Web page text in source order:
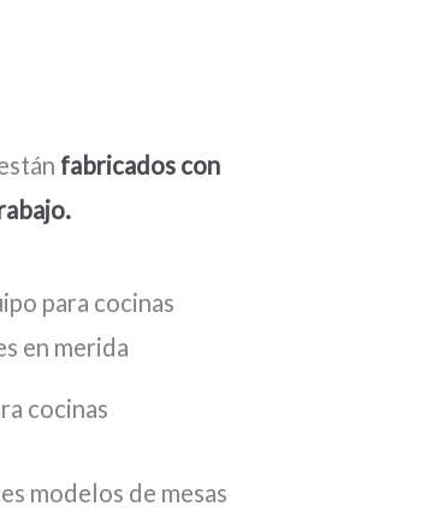
fabricados con
cocinas
modelos de mesas